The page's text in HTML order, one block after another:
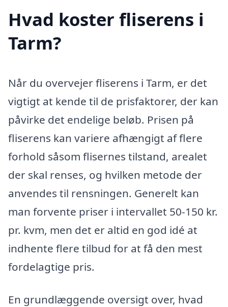
Hvad koster fliserens i
Tarm?
Når du overvejer fliserens i Tarm, er det
vigtigt at kende til de prisfaktorer, der kan
påvirke det endelige beløb. Prisen på
fliserens kan variere afhængigt af flere
forhold såsom flisernes tilstand, arealet
der skal renses, og hvilken metode der
anvendes til rensningen. Generelt kan
man forvente priser i intervallet 50-150 kr.
pr. kvm, men det er altid en god idé at
indhente flere tilbud for at få den mest
fordelagtige pris.
En grundlæggende oversigt over, hvad